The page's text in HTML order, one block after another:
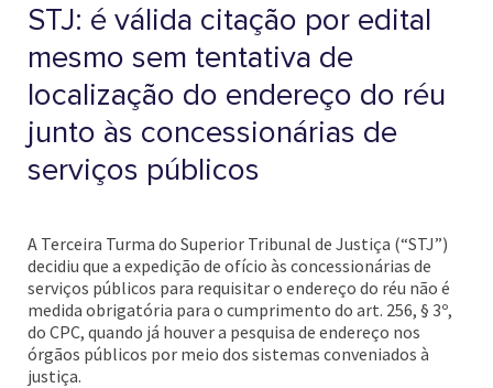
STJ: é válida citação por edital
mesmo sem tentativa de
localização do endereço do réu
junto às concessionárias de
serviços públicos
A Terceira Turma do Superior Tribunal de Justiça (“STJ”)
decidiu que a expedição de ofício às concessionárias de
serviços públicos para requisitar o endereço do réu não é
medida obrigatória para o cumprimento do art. 256, § 3º,
do CPC, quando já houver a pesquisa de endereço nos
órgãos públicos por meio dos sistemas conveniados à
justiça.